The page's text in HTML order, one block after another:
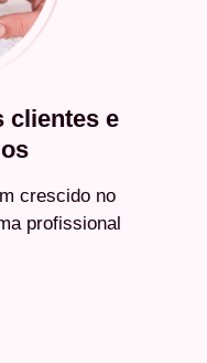
clientes e
crescido no
profissional